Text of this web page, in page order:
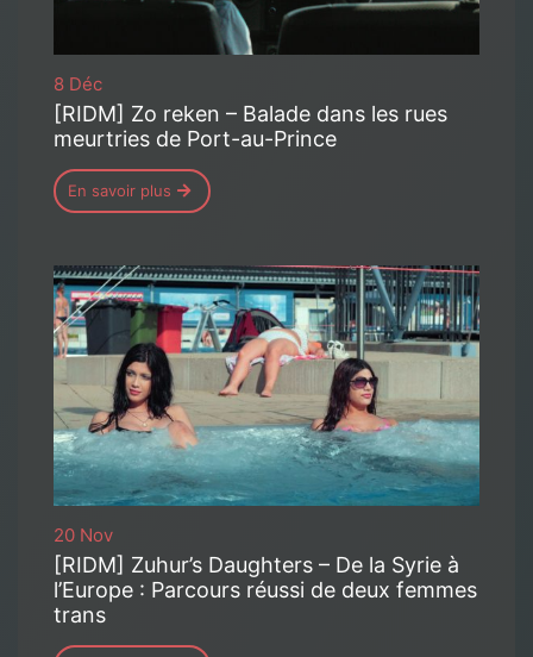
8 Déc
[RIDM] Zo reken – Balade dans les rues
meurtries de Port-au-Prince
En savoir plus
20 Nov
[RIDM] Zuhur’s Daughters – De la Syrie à
l’Europe : Parcours réussi de deux femmes
trans